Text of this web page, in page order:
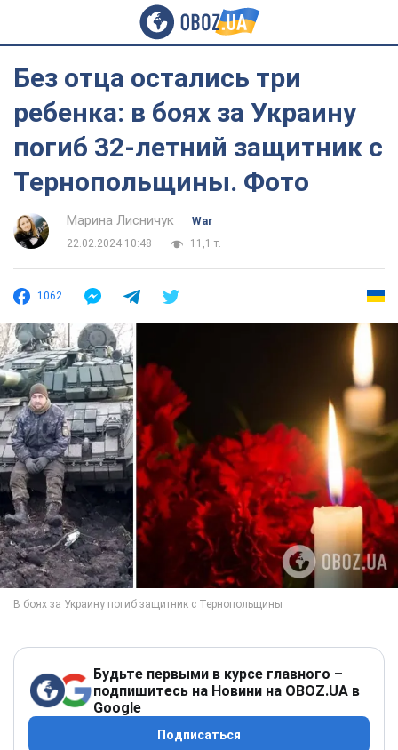
Без отца остались три
ребенка: в боях за Украину
погиб 32-летний защитник с
Тернопольщины. Фото
Марина Лисничук
War
22.02.2024 10:48
11,1 т.
1062
Будьте первыми в курсе главного –
подпишитесь на Новини на OBOZ.UA в
Google
Подписаться